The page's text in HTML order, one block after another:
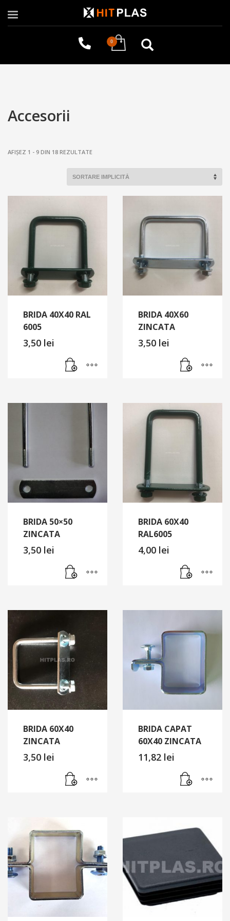
Accesorii
AFIȘEZ 1 - 9 DIN 18 REZULTATE
BRIDA 40X40 RAL
6005
3,50 lei
BRIDA 40X60
ZINCATA
3,50 lei
BRIDA 50×50
ZINCATA
3,50 lei
BRIDA 60X40
RAL6005
4,00 lei
BRIDA 60X40
ZINCATA
3,50 lei
BRIDA CAPAT
60X40 ZINCATA
11,82 lei